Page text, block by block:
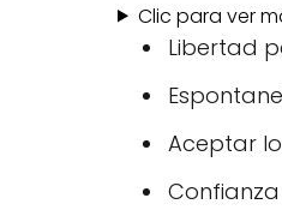
Clic para ver
Libertad
Aceptar